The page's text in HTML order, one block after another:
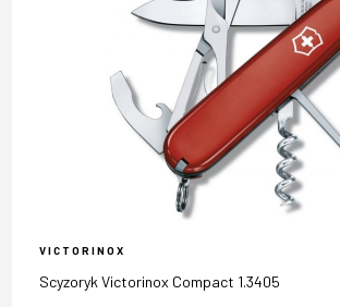
VICTORINOX
Scyzoryk Victorinox Compact 1.3405